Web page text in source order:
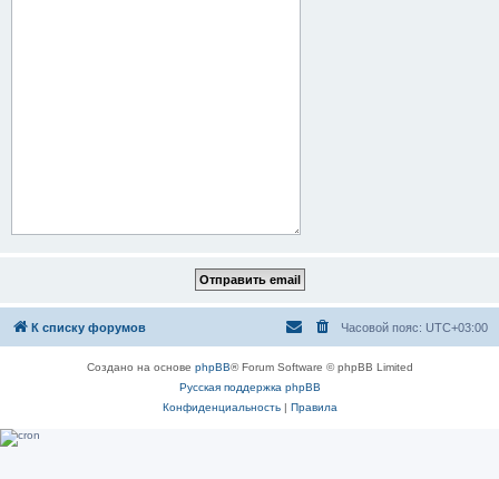
К списку форумов Часовой пояс: UTC+03:00
Создано на основе phpBB® Forum Software © phpBB Limited
Русская поддержка phpBB
Конфиденциальность| Правила